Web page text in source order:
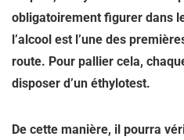
obligatoirement figurer dans
l’alcool est l’une des
route. Pour pallier cela,
disposer d’un éthylotest.
De cette manière, il pourra